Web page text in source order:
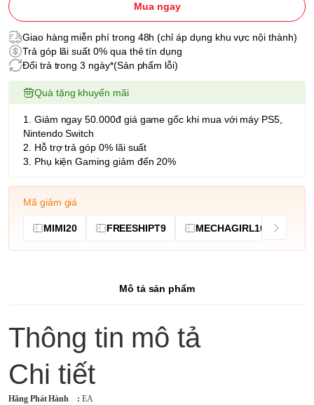
Mua ngay
Giao hàng miễn phí trong 48h (chỉ áp dụng khu vực nội thành)
Trả góp lãi suất 0% qua thẻ tín dụng
Đổi trả trong 3 ngày*(Sản phẩm lỗi)
Quà tặng khuyến mãi
1. Giảm ngay 50.000đ giá game gốc khi mua với máy PS5,
Nintendo Switch
2. Hỗ trợ trả góp 0% lãi suất
3. Phụ kiện Gaming giảm đến 20%
Mã giảm giá
MIMI20 FREESHIPT9 MECHAGIRL10
Mô tả sản phẩm
Thông tin mô tả
Chi tiết
Hãng Phát Hành : EA